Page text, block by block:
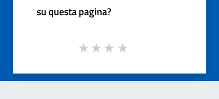
su questa pagina?